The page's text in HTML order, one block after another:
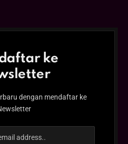
ke
dengan mendaftar ke